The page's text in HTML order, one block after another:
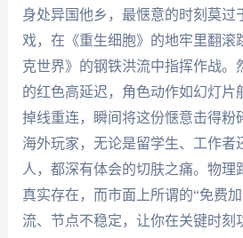
身处异国他乡，最惬意的时刻莫过
戏，在《重生细胞》的地牢里翻滚
克世界》的钢铁洪流中指挥作战。
的红色高延迟，角色动作如幻灯片
掉线重连，瞬间将这份惬意击得粉
海外玩家，无论是留学生、工作者
人，都深有体会的切肤之痛。物理
真实存在，而市面上所谓的“免费
流、节点不稳定，让你在关键时刻